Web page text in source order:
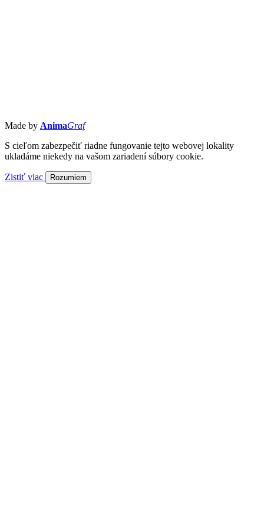
Made by AnimaGraf
S cieľom zabezpečiť riadne fungovanie tejto webovej lokality
ukladáme niekedy na vašom zariadení súbory cookie.
Zistiť viac Rozumiem